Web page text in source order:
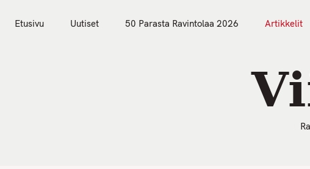
Etusivu Uutiset 50 Parasta Ravintolaa 2026 Artikkelit